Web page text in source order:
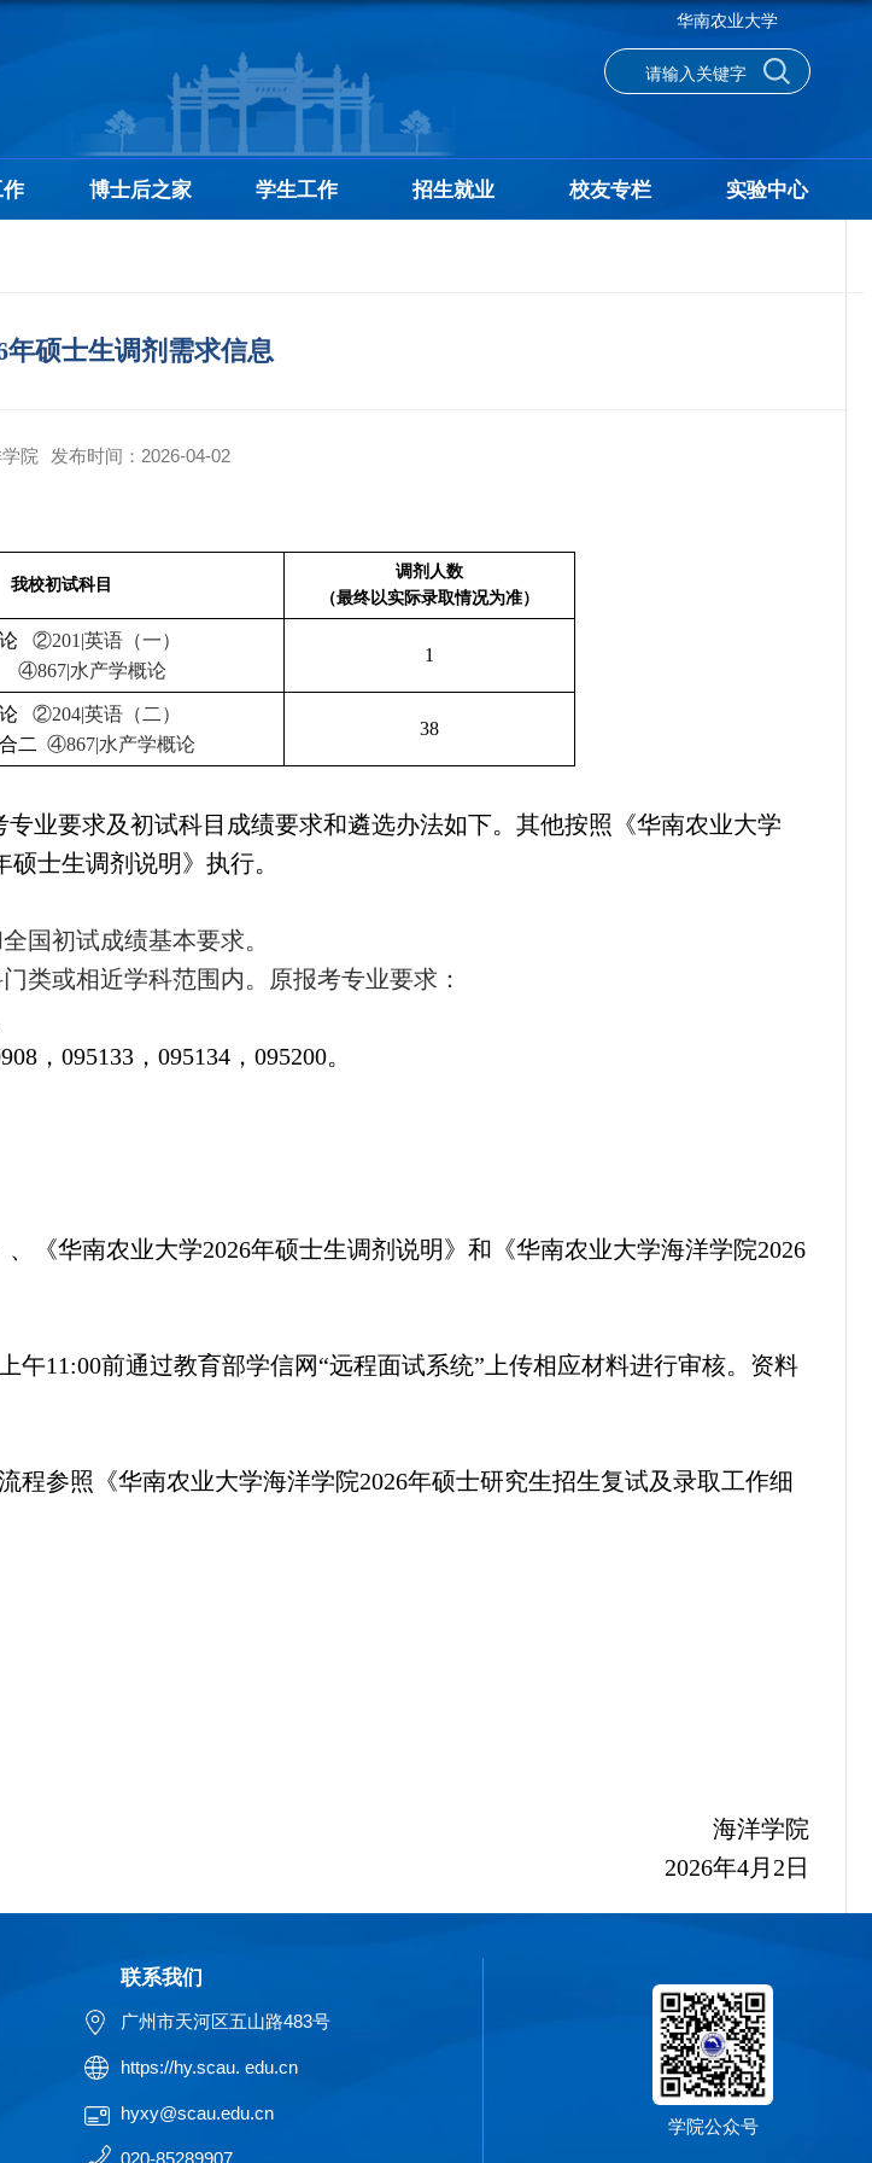
华南农业大学
作 博士后之家 学生工作 招生就业 校友专栏 实验中心
年硕士生调剂需求信息
院 发布时间：2026-04-02
我校初试科目
调剂人数
（最终以实际录取情况为准）
②201|英语（一）
④867|水产学概论
1
②204|英语（二）
二 ④867|水产学概论
38
业要求及初试科目成绩要求和遴选办法如下。其他按照《华南农业大学
士生调剂说明》执行。
国初试成绩基本要求。
类或相近学科范围内。原报考专业要求：
，095133，095134，095200。
《华南农业大学2026年硕士生调剂说明》和《华南农业大学海洋学院2026
午11:00前通过教育部学信网“远程面试系统”上传相应材料进行审核。资料
参照《华南农业大学海洋学院2026年硕士研究生招生复试及录取工作细
海洋学院
2026年4月2日
联系我们
广州市天河区五山路483号
https://hy.scau. edu.cn
hyxy@scau.edu.cn
020-85289907
学院公众号